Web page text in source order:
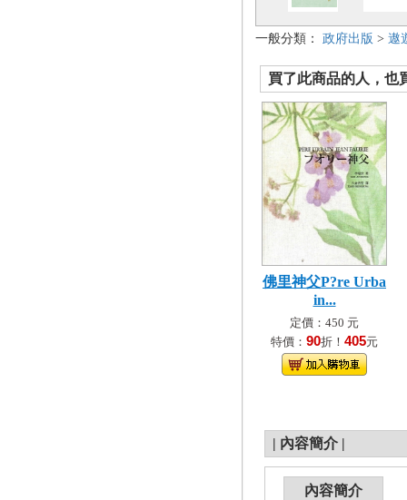
一般分類： 政府出版 > 遨
買了此商品的人，也
佛里神父P?re Urba
in...
定價：450 元
特價： 90折！ 405元
| 內容簡介 |
內容簡介